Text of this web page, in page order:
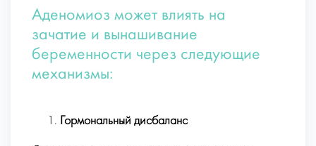
Аденомиоз может влиять на
зачатие и вынашивание
беременности через следующие
механизмы:
Гормональный дисбаланс